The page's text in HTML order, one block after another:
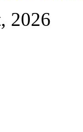
2026